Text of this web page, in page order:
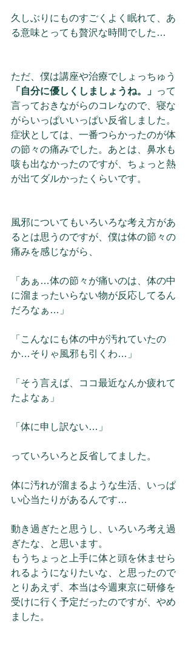
久しぶりにものすごくよく眠れて、あ
る意味とっても贅沢な時間でした…
ただ、僕は講座や治療でしょっちゅう
「自分に優しくしましょうね。」 って
言っておきながらのコレなので、寝な
がらいっぱいいっぱい反省しました。
症状としては、一番つらかったのが体
の節々の痛みでした。あとは、鼻水も
咳も出なかったのですが、ちょっと熱
が出てダルかったくらいです。
風邪についてもいろいろな考え方があ
るとは思うのですが、僕は体の節々の
痛みを感じながら、
「あぁ…体の節々が痛いのは、体の中
に溜まったいらない物が反応してるん
だろなぁ…」
「こんなにも体の中が汚れていたの
か…そりゃ風邪も引くわ…」
「そう言えば、ココ最近なんか疲れて
たよなぁ」
「体に申し訳ない…」
っていろいろと反省してました。
体に汚れが溜まるような生活、いっぱ
い心当たりがあるんです…
動き過ぎたと思うし、いろいろ考え過
ぎたな、と思います。
もうちょっと上手に体と頭を休ませら
れるようになりたいな、と思ったので
とりあえず、本当は今週東京に研修を
受けに行く予定だったのですが、やめ
ました。